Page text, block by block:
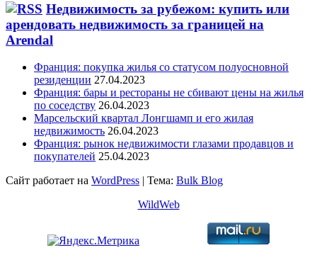
Недвижимость за рубежом: купить или
арендовать недвижимость за границей на
Arendal
Франция: покупка жилья со статусом полуосновной
резиденции 27.04.2023
Франция: бары и рестораны не сбивают цены на жилья
по соседству 26.04.2023
Марсельский квартал Лонгшамп и его жилая
недвижимость 26.04.2023
Франция: рынок недвижимости глазами продавцов и
покупателей 25.04.2023
Сайт работает на WordPress | Тема: Bulk Blog
WildWeb